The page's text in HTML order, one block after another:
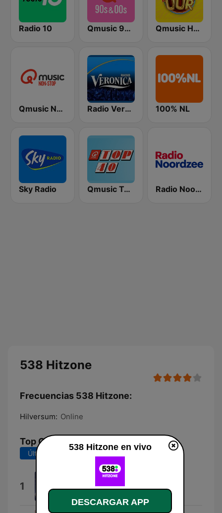
Radio 10 Qmusic 90's & 00's Qmusic Het Foute Uur
Qmusic Nonstop Radio Veronica 100% NL
Sky Radio Qmusic Top 40 Radio Noordzee
538 Hitzone
Frecuencias 538 Hitzone:
Hilversum: Online
Top Canciones
Últimos 7 días
1 Robertino
538 Hitzone en vivo
DESCARGAR APP